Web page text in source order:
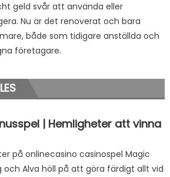
geld svår att använda eller
Nu är det renoverat och bara
både som tidigare anställda och
företagare.
| Hemligheter att vinna
på onlinecasino casinospel Magic
Alva höll på att göra färdigt allt vid